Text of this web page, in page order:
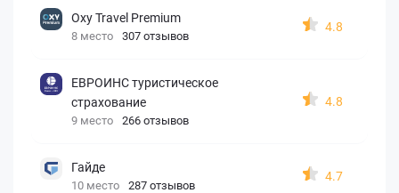
Oxy Travel Premium
8 место 307 отзывов
4.8
ЕВРОИНС туристическое
страхование
9 место 266 отзывов
4.8
Гайде
10 место 287 отзывов
4.7